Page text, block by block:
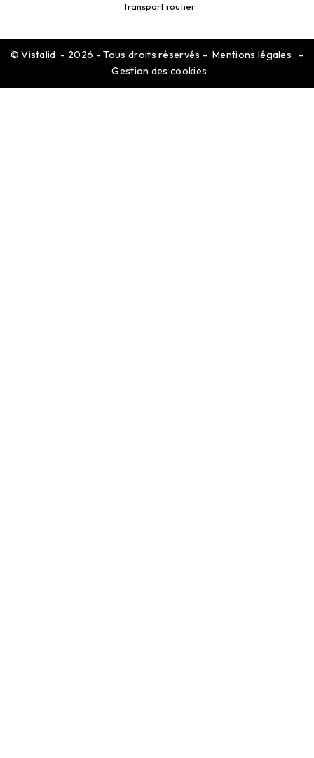
Transport routier
©Vistalid - 2026 - Tous droits réservés - Mentions légales
-
Gestion des cookies